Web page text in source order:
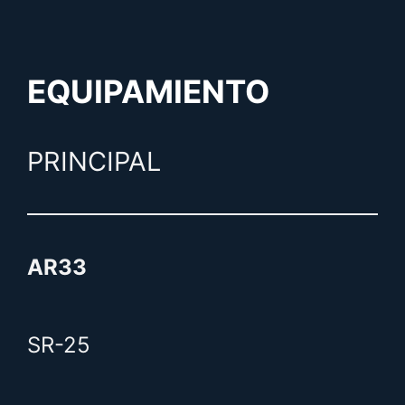
EQUIPAMIENTO
PRINCIPAL
AR33
SR-25